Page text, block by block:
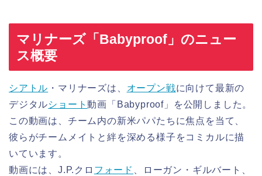
マリナーズ「Babyproof」のニュー
ス概要
シアトル ・マリナーズは、 オープン戦に向けて最新の
デジタルショート動画「Babyproof」を公開しました。
この動画は、チーム内の新米パパたちに焦点を当て、
彼らがチームメイトと絆を深める様子をコミカルに描
いています。
動画には、J.P.クロ フォード
、ローガン・ギルバート、